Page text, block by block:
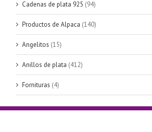
Cadenas de plata 925 (94)
Productos de Alpaca (140)
Angelitos (15)
Anillos de plata (412)
Fornituras (4)